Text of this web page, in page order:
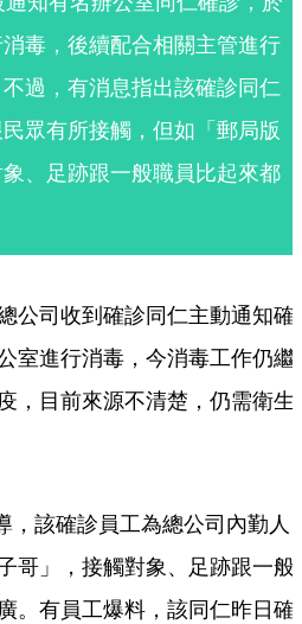
毒，後續配合相關主管進行
過，有消息指出該確診同仁
眾有所接觸，但如「郵局版
、足跡跟一般職員比起來都
公司收到確診同仁主動通知確
室進行消毒，今消毒工作仍繼
，目前來源不清楚，仍需衛生
，該確診員工為總公司內勤人
哥」，接觸對象、足跡跟一般
。有員工爆料，該同仁昨日確